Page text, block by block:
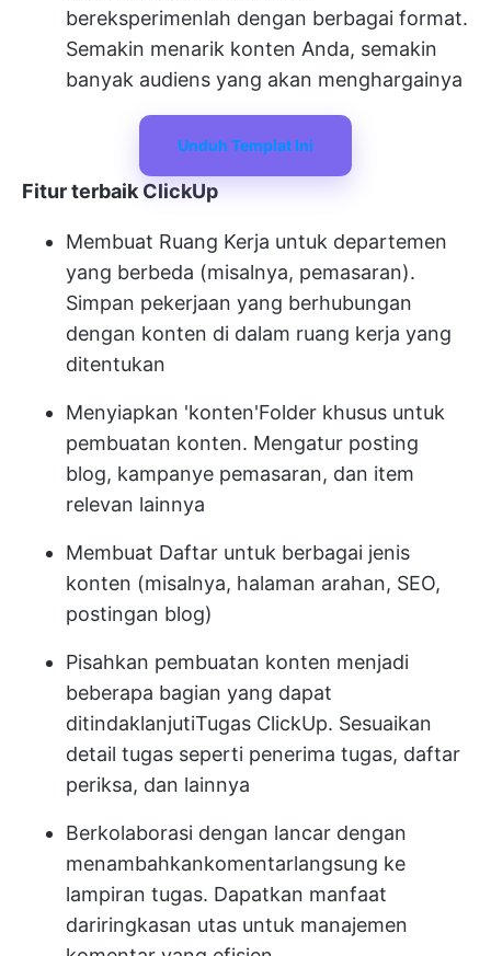
bereksperimenlah dengan berbagai format.
Semakin menarik konten Anda, semakin
banyak audiens yang akan menghargainya
Unduh Templat Ini
Fitur terbaik ClickUp
Membuat Ruang Kerja untuk departemen
yang berbeda (misalnya, pemasaran).
Simpan pekerjaan yang berhubungan
dengan konten di dalam ruang kerja yang
ditentukan
Menyiapkan 'konten'Folder khusus untuk
pembuatan konten. Mengatur posting
blog, kampanye pemasaran, dan item
relevan lainnya
Membuat Daftar untuk berbagai jenis
konten (misalnya, halaman arahan, SEO,
postingan blog)
Pisahkan pembuatan konten menjadi
beberapa bagian yang dapat
ditindaklanjutiTugas ClickUp. Sesuaikan
detail tugas seperti penerima tugas, daftar
periksa, dan lainnya
Berkolaborasi dengan lancar dengan
menambahkankomentarlangsung ke
lampiran tugas. Dapatkan manfaat
dariringkasan utas untuk manajemen